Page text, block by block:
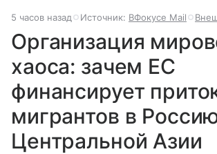
5 часов назад Источник: ВФокусе Mail
Организация
хаоса: зачем ЕС
финансирует
мигрантов в
Центральной Азии